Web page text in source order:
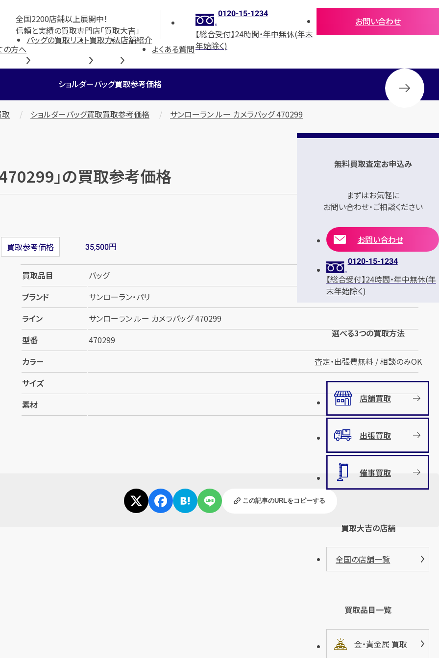
全国2200店舗以上展開中！
信頼と実績の買取専門店「買取大吉」
0120-15-1234
【総合受付】24時間・年中無休(年末
年始除く)
お問い合わせ
の方へ
バッグの買取リスト買取方法店舗紹介
よくある質問
ショルダーバッグ買取参考価格
取 ショルダーバッグ買取買取参考価格 サンローラン ルー カメラバッグ 470299
」の買取参考価格
買取参考価格 35,500円
買取品目
バッグ
ブランド
サンローラン・パリ
ライン
サンローラン ルー カメラバッグ 470299
型番
470299
カラー
サイズ
素材
この記事のURLをコピーする
無料買取査定お申込み
まずはお気軽に
お問い合わせ・ご相談ください
お問い合わせ
0120-15-1234
【総合受付】24時間・年中無休(年
末年始除く)
選べる3つの買取方法
査定・出張費無料 / 相談のみOK
店舗買取
出張買取
催事買取
買取大吉の店舗
全国の店舗一覧
買取品目一覧
金・貴金属 買取